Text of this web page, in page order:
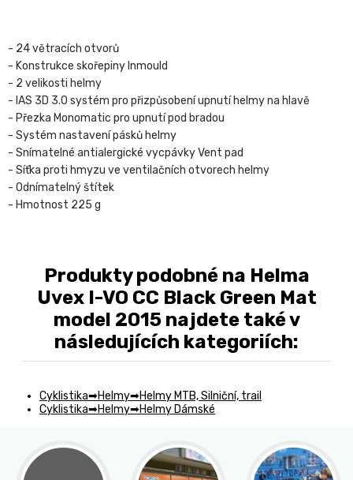
- 24 větracích otvorů
- Konstrukce skořepiny Inmould
- 2 velikosti helmy
- IAS 3D 3.0 systém pro přizpůsobení upnutí helmy na hlavě
- Přezka Monomatic pro upnutí pod bradou
- Systém nastavení pásků helmy
- Snímatelné antialergické vycpávky Vent pad
- Síťka proti hmyzu ve ventilačních otvorech helmy
- Odnímatelný štítek
- Hmotnost 225 g
Produkty podobné na Helma
Uvex I-VO CC Black Green Mat
model 2015 najdete také v
následujících kategoriích:
Cyklistika Helmy
Helmy MTB, Silniční, trail
Cyklistika
Helmy Helmy Dámské